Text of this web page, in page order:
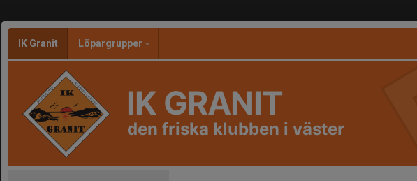
IK Granit Löpargrupper
IK GRANIT
den friska klubben i väster